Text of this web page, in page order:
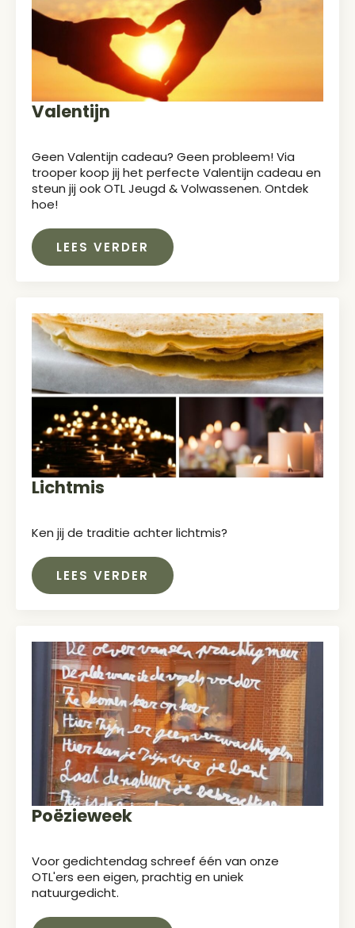
Valentijn
Geen Valentijn cadeau? Geen probleem! Via
trooper koop jij het perfecte Valentijn cadeau en
steun jij ook OTL Jeugd & Volwassenen. Ontdek
hoe!
LEES VERDER
Lichtmis
Ken jij de traditie achter lichtmis?
LEES VERDER
Poëzieweek
Voor gedichtendag schreef één van onze
OTL'ers een eigen, prachtig en uniek
natuurgedicht.